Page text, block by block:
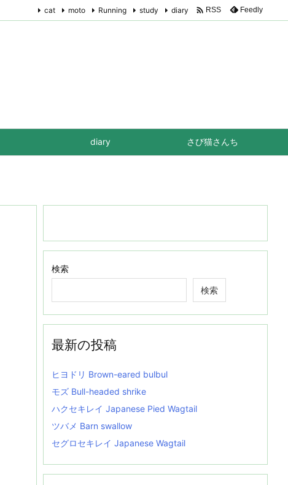
diary さび猫さんち
cat moto Running study diary  RSS Feedly
検索
検索
最新の投稿
ヒヨドリ Brown-eared bulbul
モズ Bull-headed shrike
ハクセキレイ Japanese Pied Wagtail
ツバメ Barn swallow
セグロセキレイ Japanese Wagtail